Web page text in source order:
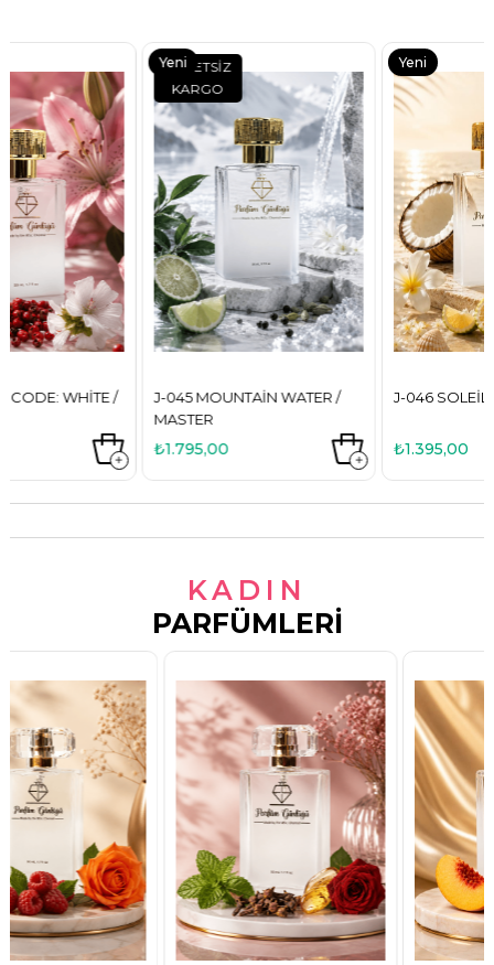
J-045 MOUNTAIN WATER /
₺1.795,00
KARGO
Ürün
J-046 SOLEIL SUN / NICHE
₺1.395,00
Ürün
KADIN
PARFÜMLERI